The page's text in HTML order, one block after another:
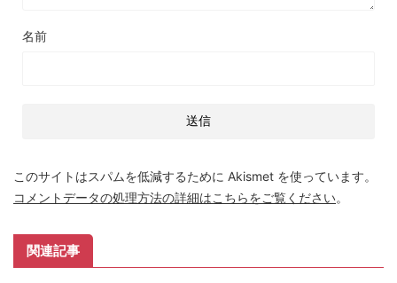
名前
このサイトはスパムを低減するために Akismet を使っています。
コメントデータの処理方法の詳細はこちらをご覧ください。
関連記事